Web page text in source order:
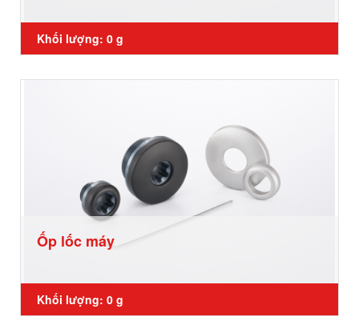
Khối lượng: 0 g
Ốp lốc máy
Khối lượng: 0 g